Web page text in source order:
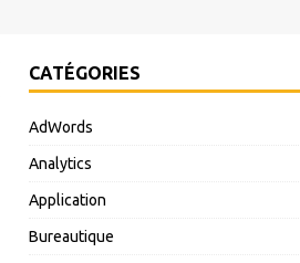
CATÉGORIES
AdWords
Analytics
Application
Bureautique